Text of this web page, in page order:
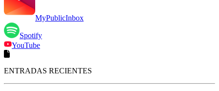
MyPublicInbox
Spotify
YouTube
ENTRADAS RECIENTES